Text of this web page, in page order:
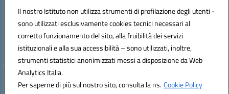
Il nostro Istituto non utilizza strumenti di profilazione degli utenti -
sono utilizzati esclusivamente cookies tecnici necessari al
corretto funzionamento del sito, alla fruibilità dei servizi
istituzionali e alla sua accessibilità – sono utilizzati, inoltre,
strumenti statistici anonimizzati messi a disposizione da Web
Analytics Italia.
Per saperne di più sul nostro sito, consulta la ns.Cookie Policy
Posta elettronica certificata (PEC):leis03400t@pec.istruzione.it
Codice fiscale: 80010750752
Codice meccanografico: leis03400t
Hosting & Powered by 3D Solution S.r.l.